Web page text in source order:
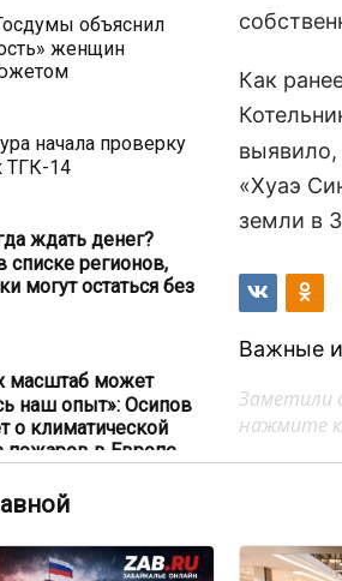
объяснил
женщин
начала проверку
ТГК-14
ждать денег?
списке регионов,
могут остаться без
масштаб может
наш опыт»: Осипов
о климатической
пожаров в Европе
забайкальцев
Как
выявило,
«Хуаэ
земли в
Важные
Заметили
нажмите